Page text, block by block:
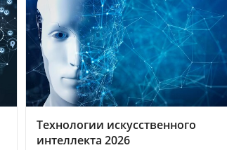
Технологии искусственного
интеллекта 2026